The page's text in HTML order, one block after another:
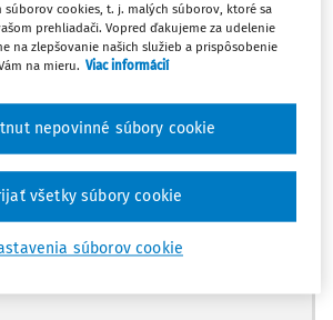
obsah z tejto oblasti je
predplatiteľom portálu.
si prístup k odbornému
získajte prístup na 10 dní
stačí sa len zaregistrovať.
registrácii získate prístup aj k
súborov cookies, t. j. malých súborov, ktoré sa
prehliadači. Vopred ďakujeme za udelenie
na zlepšovanie našich služieb a prispôsobenie
na mieru. Viac informácií
súborov cookie
nepovinné súbory cookie
všetky súbory cookie